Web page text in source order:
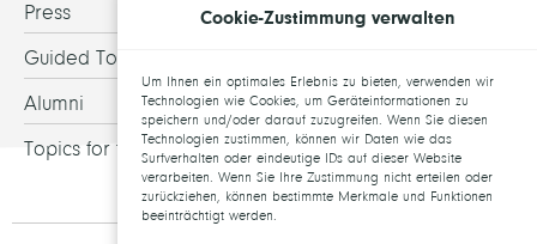
Press
Guided Tours
Alumni
Topics for theses
Cookie-Zustimmung verwalten
Um Ihnen ein optimales Erlebnis zu bieten, verwenden wir
Technologien wie Cookies, um Geräteinformationen zu
speichern und/oder darauf zuzugreifen. Wenn Sie diesen
Technologien zustimmen, können wir Daten wie das
Surfverhalten oder eindeutige IDs auf dieser Website
verarbeiten. Wenn Sie Ihre Zustimmung nicht erteilen oder
zurückziehen, können bestimmte Merkmale und Funktionen
beeinträchtigt werden.